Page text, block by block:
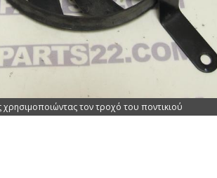
χρησιμοποιώντας τον τροχό του ποντικιού